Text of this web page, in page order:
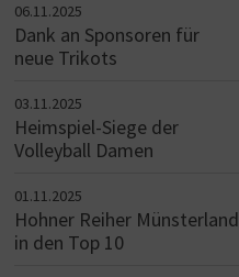
06.11.2025
Dank an Sponsoren für
neue Trikots
03.11.2025
Heimspiel-Siege der
Volleyball Damen
01.11.2025
Hohner Reiher Münsterland
in den Top 10